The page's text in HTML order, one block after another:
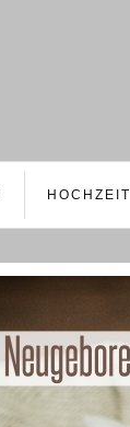
HOCHZEIT